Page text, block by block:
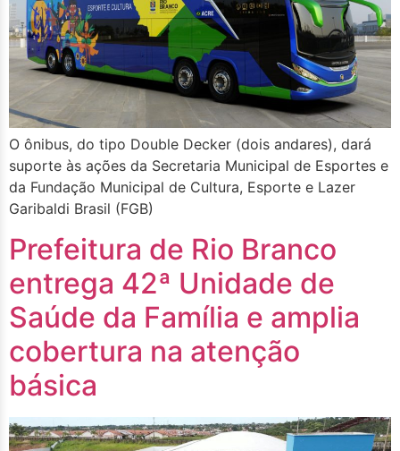
O ônibus, do tipo Double Decker (dois andares), dará
suporte às ações da Secretaria Municipal de Esportes e
da Fundação Municipal de Cultura, Esporte e Lazer
Garibaldi Brasil (FGB)
Prefeitura de Rio Branco
entrega 42ª Unidade de
Saúde da Família e amplia
cobertura na atenção
básica